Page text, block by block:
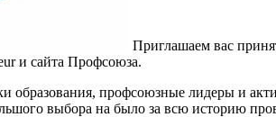
Приглашаем вас
и сайта Профсоюза.
образования, профсоюзные лидеры и
выбора на было за всю историю